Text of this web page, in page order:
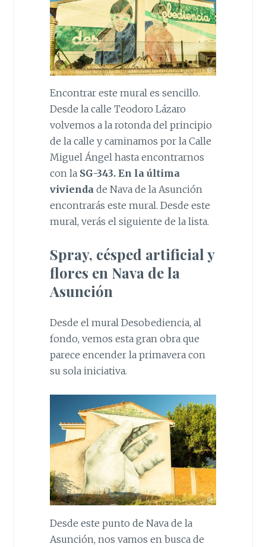
Encontrar este mural es sencillo.
Desde la calle Teodoro Lázaro
volvemos a la rotonda del principio
de la calle y caminamos por la Calle
Miguel Ángel hasta encontrarnos
con la SG-343. En la última
viviendade Nava de la Asunción
encontrarás este mural. Desde este
mural, verás el siguiente de la lista.
Spray, césped artificial y
flores en Nava de la
Asunción
Desde el mural Desobediencia, al
fondo, vemos esta gran obra que
parece encender la primavera con
su sola iniciativa.
Desde este punto de Nava de la
Asunción, nos vamos en busca de